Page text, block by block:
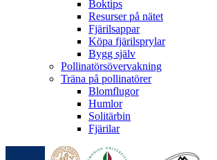
Boktips
Resurser på nätet
Fjärilsappar
Köpa fjärilsprylar
Bygg själv
Pollinatörsövervakning
Träna på pollinatörer
Blomflugor
Humlor
Solitärbin
Fjärilar